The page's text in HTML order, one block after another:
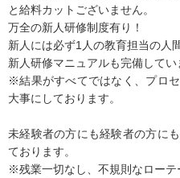
と給料カットございません。
万全の新人研修制度有り！
新人には必ず1人の教育担当の人
新人研修マニュアルも完備してい
※結果がすべてではなく、プロ
大事にしております。
未経験者の方にも経験者の方に
ております。
※残業一切なし、不規則なローテ